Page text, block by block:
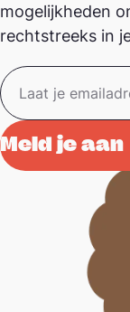
mogelijkheden
rechtstreeks in